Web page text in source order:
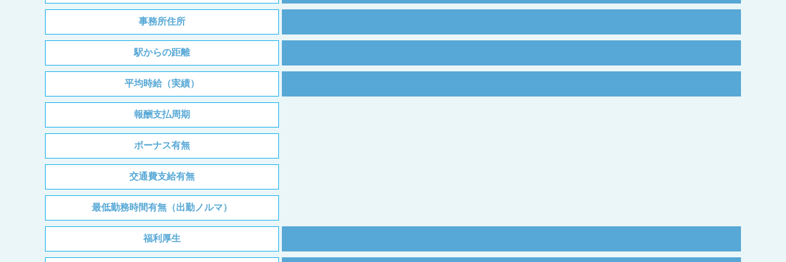
事務所住所
駅からの距離
平均時給（実績）
報酬支払周期
ボーナス有無
交通費支給有無
最低勤務時間有無（出勤ノルマ）
福利厚生